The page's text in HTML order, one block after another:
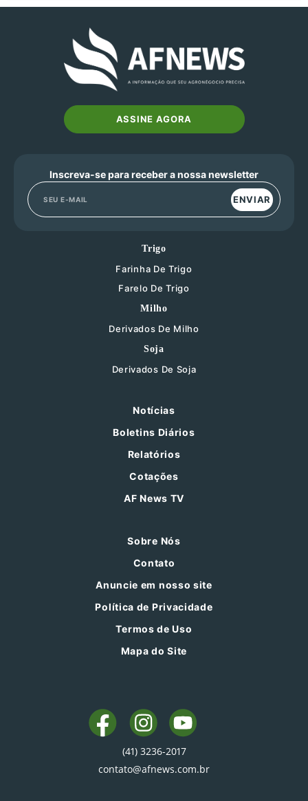
ASSINE AGORA
Inscreva-se para receber a nossa newsletter
ENVIAR
Trigo
Farinha De Trigo
Farelo De Trigo
Milho
Derivados De Milho
Soja
Derivados De Soja
Notícias
Boletins Diários
Relatórios
Cotações
AF News TV
Sobre Nós
Contato
Anuncie em nosso site
Política de Privacidade
Termos de Uso
Mapa do Site
(41) 3236-2017
contato@afnews.com.br